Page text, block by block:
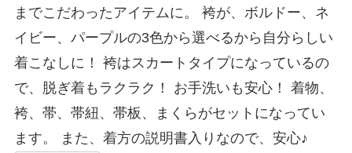
までこだわったアイテムに。 袴が、ボルドー、ネ
イビー、パープルの3色から選べるから自分らしい
着こなしに！ 袴はスカートタイプになっているの
で、脱ぎ着もラクラク！ お手洗いも安心！ 着物、
袴、帯、帯紐、帯板、まくらがセットになってい
ます。 また、着方の説明書入りなので、安心♪